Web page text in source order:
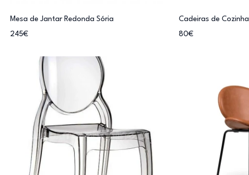
Mesa de Jantar Redonda Sória
245€
Cadeiras de Cozinha
80€